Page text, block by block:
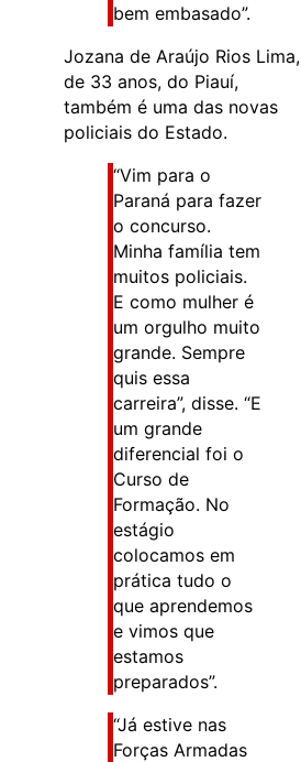
bem embasado”.
Jozana de Araújo Rios Lima,
de 33 anos, do Piauí,
também é uma das novas
policiais do Estado.
“Vim para o
Paraná para fazer
o concurso.
Minha família tem
muitos policiais.
E como mulher é
um orgulho muito
grande. Sempre
quis essa
carreira”, disse. “E
um grande
diferencial foi o
Curso de
Formação. No
estágio
colocamos em
prática tudo o
que aprendemos
e vimos que
estamos
preparados”.
“Já estive nas
Forças Armadas